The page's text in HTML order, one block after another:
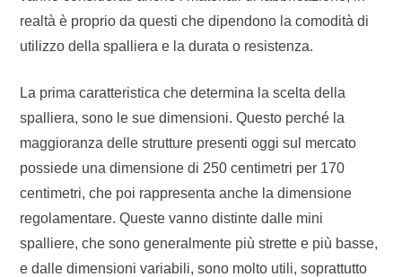
realtà è proprio da questi che dipendono la comodità di
utilizzo della spalliera e la durata o resistenza.
La prima caratteristica che determina la scelta della
spalliera, sono le sue dimensioni. Questo perché la
maggioranza delle strutture presenti oggi sul mercato
possiede una dimensione di 250 centimetri per 170
centimetri, che poi rappresenta anche la dimensione
regolamentare. Queste vanno distinte dalle mini
spalliere, che sono generalmente più strette e più basse,
e dalle dimensioni variabili, sono molto utili, soprattutto